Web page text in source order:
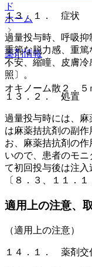
ド
ホーム
薬剤情報
オキノーム散２．５
１３．１． 症状
過量投与時、呼吸抑
重篤な脱力感、重篤
不安、縮瞳、皮膚
照〕。
１３．２． 処置
過量投与時には、麻
は麻薬拮抗剤の副
お、麻薬拮抗剤の
いので、患者のモ
て初回投与後は注入
〔８．３、１１．１
適用上の注意、
（適用上の注意）
１４．１． 薬剤交